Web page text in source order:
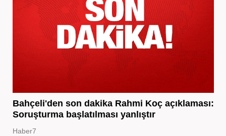
Bahçeli'den son dakika Rahmi Koç açıklaması:
Soruşturma başlatılması yanlıştır
Haber7